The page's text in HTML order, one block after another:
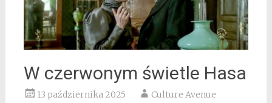
W czerwonym świetle Hasa
13 października 2025 Culture Avenue